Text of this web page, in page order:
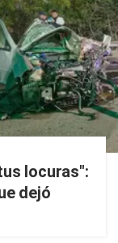
locuras":
dejó